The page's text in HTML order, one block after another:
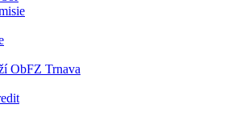
ObFZ Trnava